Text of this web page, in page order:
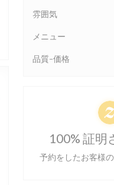
雰囲気
メニュー
品質-価格
100% 証明
予約をしたお客様